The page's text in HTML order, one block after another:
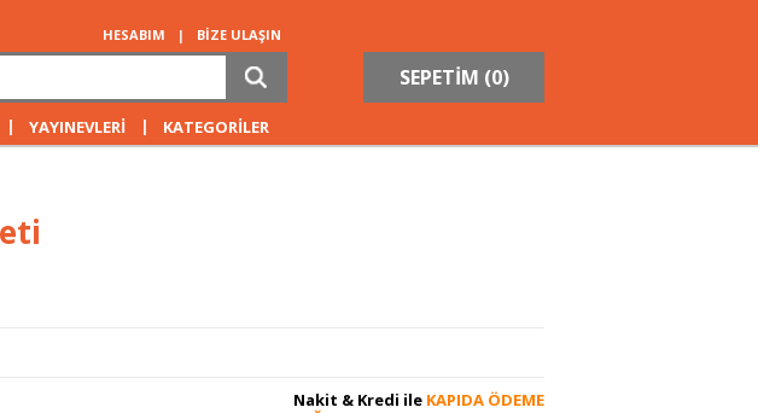
HESABIM | BİZE ULAŞIN
SEPETİM (0)
| YAYINEVLERİ | KATEGORİLER
Nakit & Kredi ile KAPIDA ÖDEME